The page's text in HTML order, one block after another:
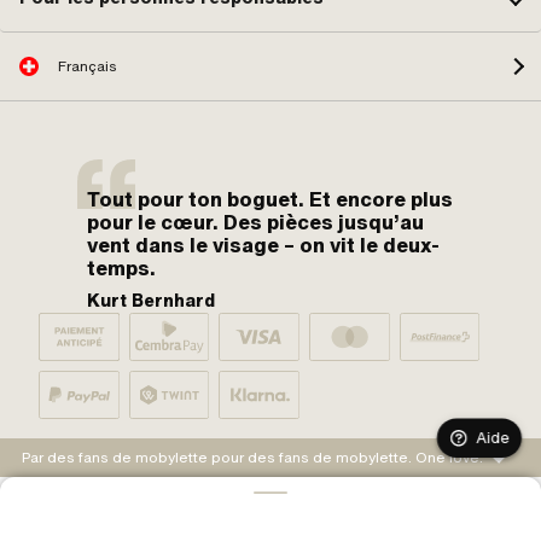
Français
Tout pour ton boguet. Et encore plus
pour le cœur. Des pièces jusqu’au
vent dans le visage – on vit le deux-
temps.
Kurt Bernhard
Par des fans de mobylette pour des fans de mobylette. One love.
Aide